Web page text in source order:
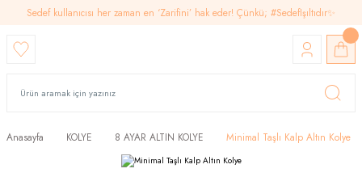
Sedef kullanıcısı her zaman en ‘Zarifini’ hak eder! Çünkü; #SedefIşıltıdır✨
Anasayfa KOLYE 8 AYAR ALTIN KOLYE Minimal Taşlı Kalp Altın Kolye